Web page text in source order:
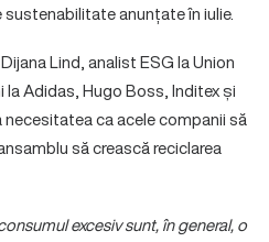
anunțate în iulie.
Lind, analist ESG la Union
Adidas, Hugo Boss, Inditex și
ca acele companii să
să crească reciclarea
excesiv sunt, în general, o